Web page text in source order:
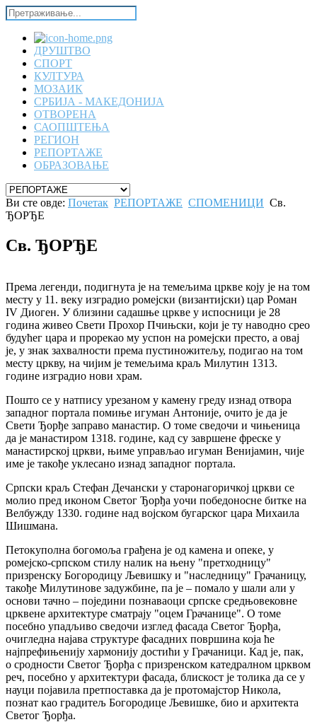
ДРУШТВО
СПОРТ
КУЛТУРА
МОЗАИК
СРБИЈА - МАКЕДОНИЈА
ОТВОРЕНА
САОПШТЕЊА
РЕГИОН
РЕПОРТАЖЕ
ОБРАЗОВАЊЕ
Ви сте овде: Почетак РЕПОРТАЖЕ СПОМЕНИЦИ Св.
ЂОРЂЕ
Св. ЂОРЂЕ
Према легенди, подигнута је на темељима цркве коју је на том
месту у 11. веку изградио ромејски (византијски) цар Роман
IV Диоген. У близини садашње цркве у испосници је 28
година живео Свети Прохор Пчињски, који је ту наводно срео
будућег цара и прорекао му успон на ромејски престо, а овај
је, у знак захвалности према пустиножитељу, подигао на том
месту цркву, на чијим је темељима краљ Милутин 1313.
године изградио нови храм.
Пошто се у натпису урезаном у камену греду изнад отвора
западног портала помиње игуман Антоније, очито је да је
Свети Ђорђе заправо манастир. О томе сведочи и чињеница
да је манастиром 1318. године, кад су завршене фреске у
манастирској цркви, њиме управљао игуман Венијамин, чије
име је такође уклесано изнад западног портала.
Српски краљ Стефан Дечански у старонагоричкој цркви се
молио пред иконом Светог Ђорђа уочи победоносне битке на
Велбужду 1330. године над војском бугарског цара Михаила
Шишмана.
Петокуполна богомоља грађена је од камена и опеке, у
ромејско-српском стилу налик на њену "претходницу"
призренску Богородицу Љевишку и "наследницу" Грачаницу,
такође Милутинове задужбине, па је – помало у шали али у
основи тачно – поједини познаваоци српске средњовековне
црквене архитектуре сматрају "оцем Грачанице". О томе
посебно упадљиво сведочи изглед фасада Светог Ђорђа,
очигледна најава структуре фасадних површина која ће
најпрефињенију хармонију достићи у Грачаници. Кад је, пак,
о сродности Светог Ђорђа с призренском катедралном црквом
реч, посебно у архитектури фасада, блискост је толика да се у
науци појавила претпоставка да је протомајстор Никола,
познат као градитељ Богородице Љевишке, био и архитекта
Светог Ђорђа.